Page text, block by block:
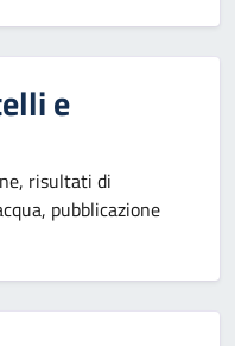
e
risultati di
pubblicazione